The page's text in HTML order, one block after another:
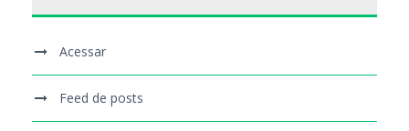
Acessar
Feed de posts